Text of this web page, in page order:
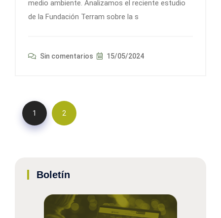
medio ambiente. Analizamos el reciente estudio
de la Fundación Terram sobre la s
Sin comentarios 15/05/2024
1 2
Boletín